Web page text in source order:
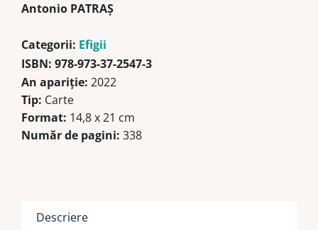
Antonio PATRAȘ
Categorii: Efigii
ISBN: 978-973-37-2547-3
An apariţie: 2022
Tip: Carte
Format: 14,8 x 21 cm
Număr de pagini: 338
Descriere